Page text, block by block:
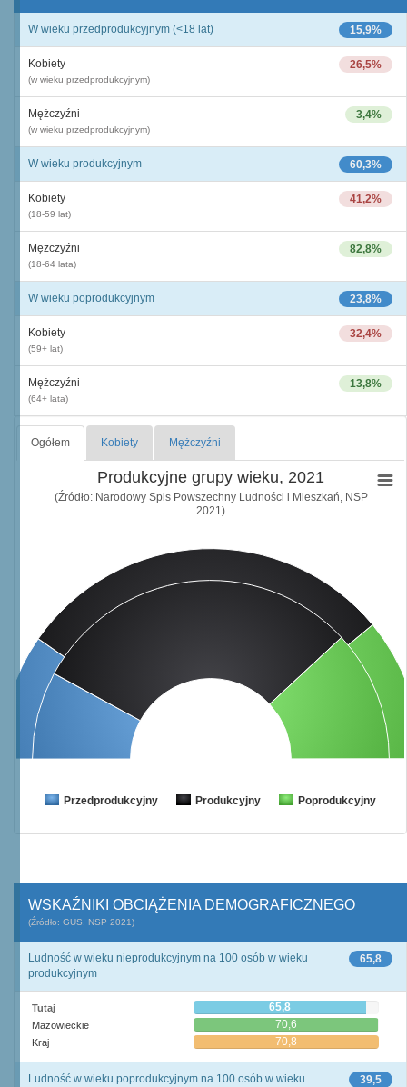
15,9%
W wieku przedprodukcyjnym (<18 lat)
26,5%
Kobiety
(w wieku przedprodukcyjnym)
3,4%
Mężczyźni
(w wieku przedprodukcyjnym)
60,3%
W wieku produkcyjnym
41,2%
Kobiety
(18-59 lat)
82,8%
Mężczyźni
(18-64 lata)
23,8%
W wieku poprodukcyjnym
32,4%
Kobiety
(59+ lat)
13,8%
Mężczyźni
(64+ lata)
Ogółem Kobiety Mężczyźni
Produkcyjne grupy wieku, 2021
(Źródło: Narodowy Spis Powszechny Ludności i Mieszkań, NSP
2021)
Przedprodukcyjny Produkcyjny Poprodukcyjny
WSKAŹNIKI OBCIĄŻENIA DEMOGRAFICZNEGO
(Źródło: GUS, NSP 2021)
65,8
Ludność w wieku nieprodukcyjnym na 100 osób w wieku
produkcyjnym
Tutaj 65,8
Mazowieckie 70,6
Kraj 70,8
39,5
Ludność w wieku poprodukcyjnym na 100 osób w wieku